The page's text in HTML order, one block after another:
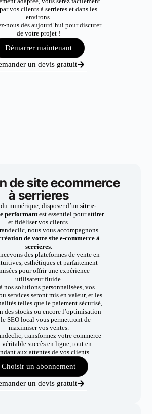
vos clients à serrieres et dans les
environs.
nous dès aujourd’hui pour discuter
de votre projet !
Démarrer maintenant
un devis gratuit
de site ecommerce
à serrieres
numérique, disposer d’un site e-
performantest essentiel pour attirer
et fidéliser vos clients.
nous vous accompagnons
de votre site e-commerce à
serrieres.
des plateformes de vente en
esthétiques et parfaitement
pour offrir une expérience
utilisateur fluide.
nos solutions personnalisées, vos
services seront mis en valeur, et les
telles que le paiement sécurisé,
des stocks ou encore l’optimisation
SEO local vous permettront de
maximiser vos ventes.
transformez votre commerce
véritable succès en ligne, tout en
aux attentes de vos clients
Choisir un abonnement
un devis gratuit